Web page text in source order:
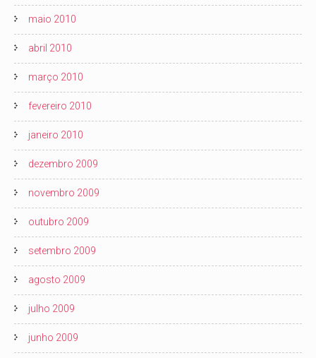
maio 2010
abril 2010
março 2010
fevereiro 2010
janeiro 2010
dezembro 2009
novembro 2009
outubro 2009
setembro 2009
agosto 2009
julho 2009
junho 2009